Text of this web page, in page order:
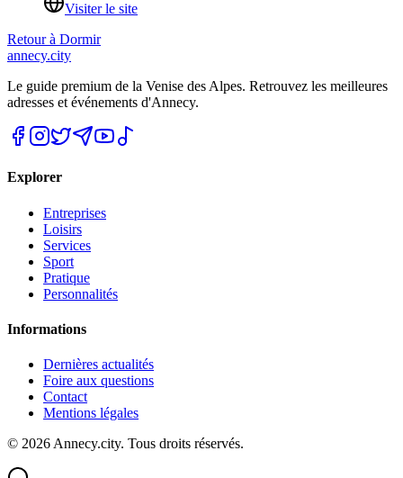
Visiter le site
Retour à Dormir
annecy.city
Le guide premium de la Venise des Alpes. Retrouvez les meilleures
adresses et événements d'Annecy.
Explorer
Entreprises
Loisirs
Services
Sport
Pratique
Personnalités
Informations
Dernières actualités
Foire aux questions
Contact
Mentions légales
© 2026 Annecy.city. Tous droits réservés.